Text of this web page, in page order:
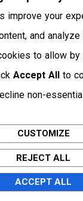
Linkedin
YouTube
Twitter
Cuenca, Ecuador
improve your
and analyze
to allow by
Accept All
to
non-
CUSTOMIZE
REJECT ALL
ACCEPT ALL